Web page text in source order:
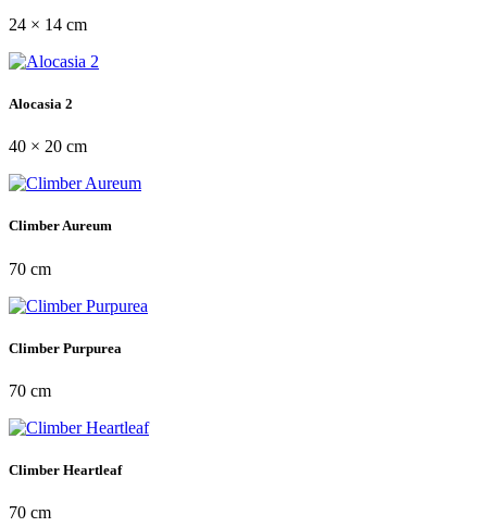
24 × 14 cm
Alocasia 2
40 × 20 cm
Climber Aureum
70 cm
Climber Purpurea
70 cm
Climber Heartleaf
70 cm